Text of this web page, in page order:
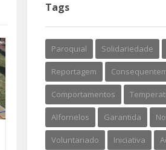
Tags
Paroquial Solidariedade
Reportagem
Comportamentos
Alfornelos Garantida
Voluntariado Iniciativa